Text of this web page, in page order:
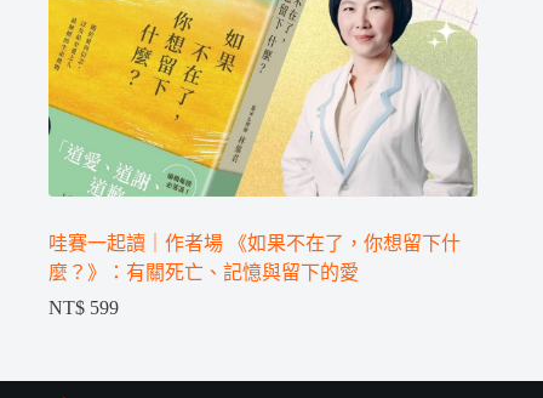
哇賽一起讀｜作者場 《如果不在了，你想留下什
麼？》：有關死亡、記憶與留下的愛
NT$ 599